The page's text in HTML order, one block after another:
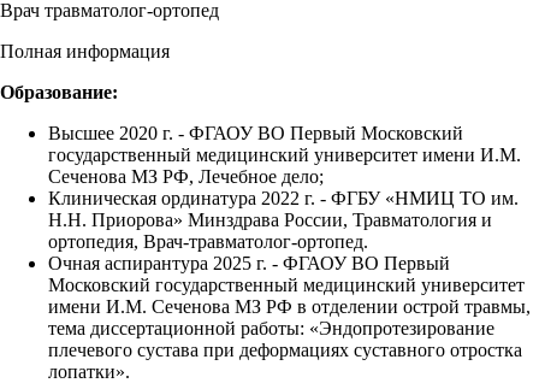
Врач травматолог-ортопед
Полная информация
Образование:
Высшее 2020 г. - ФГАОУ ВО Первый Московский
государственный медицинский университет имени И.М.
Сеченова МЗ РФ, Лечебное дело;
Клиническая ординатура 2022 г. - ФГБУ «НМИЦ ТО им.
Н.Н. Приорова» Минздрава России, Травматология и
ортопедия, Врач-травматолог-ортопед.
Очная аспирантура 2025 г. - ФГАОУ ВО Первый
Московский государственный медицинский университет
имени И.М. Сеченова МЗ РФ в отделении острой травмы,
тема диссертационной работы: «Эндопротезирование
плечевого сустава при деформациях суставного отростка
лопатки».